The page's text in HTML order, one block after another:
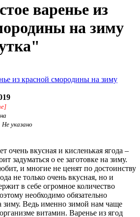
варенье из
на зиму
Не указано
очень вкусная и кисленькая ягода –
задуматься о ее заготовке на зиму.
и многие не ценят по достоинству
не только очень вкусная, но и
в себе огромное количество
необходимо обязательно
зиму. Ведь именно зимой нам чаще
витамин. Варенье из ягод